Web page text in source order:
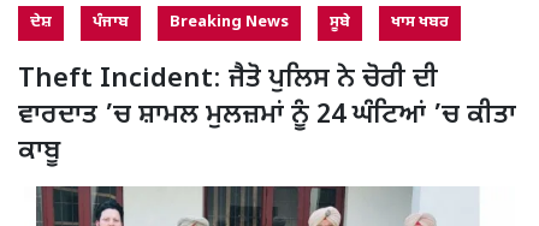
ਦੇਸ਼ ਪੰਜਾਬ Breaking News ਸੂਬੇ ਖਾਸ ਖਬਰ
Theft Incident: ਜੈਤੋ ਪੁਲਿਸ ਨੇ ਚੋਰੀ ਦੀ
ਵਾਰਦਾਤ ’ਚ ਸ਼ਾਮਲ ਮੁਲਜ਼ਮਾਂ ਨੂੰ 24 ਘੰਟਿਆਂ ’ਚ ਕੀਤਾ
ਕਾਬੂ